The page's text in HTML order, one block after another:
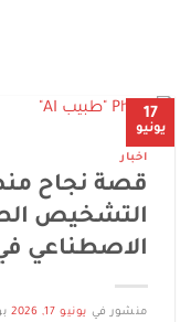
17
يونيو
اخبار
التشخيص
الاصطناعي
منشور في يونيو 17, 2026